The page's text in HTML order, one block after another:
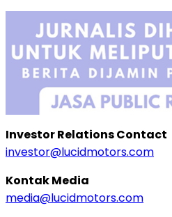
Investor Relations Contact
investor@lucidmotors.com
Kontak Media
media@lucidmotors.com